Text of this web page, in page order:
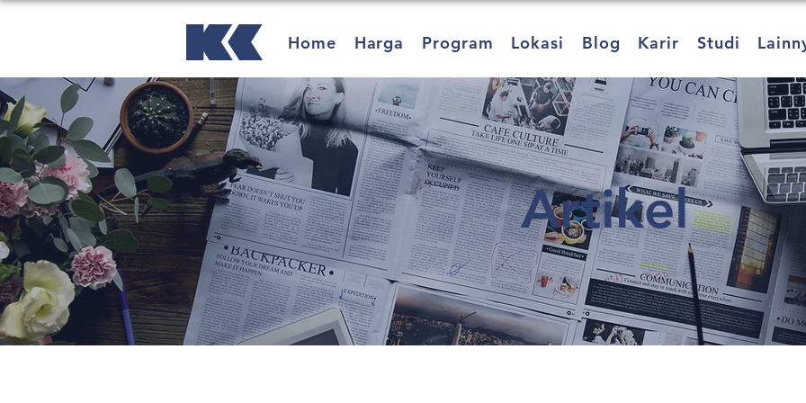
Home Harga Program Lokasi Blog Karir Studi
Artikel